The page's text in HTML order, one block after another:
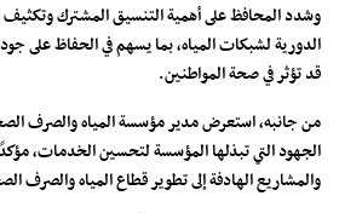
وشدد المحافظ على أهمية التنسيق المشترك وتكثيف
الدورية لشبكات المياه، بما يسهم في الحفاظ على
قد تؤثر في صحة المواطنين.
من جانبه، استعرض مدير مؤسسة المياه والصرف
الجهود التي تبذلها المؤسسة لتحسين الخدمات،
والمشاريع الهادفة إلى تطوير قطاع المياه والصرف